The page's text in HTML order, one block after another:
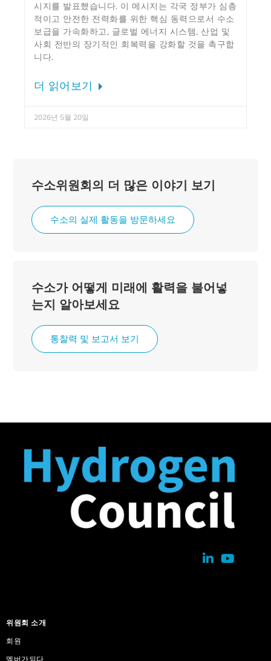
시지를 발표했습니다. 이 메시지는 각국 정부가 심층
적이고 안전한 전력화를 위한 핵심 동력으로서 수소
보급을 가속화하고, 글로벌 에너지 시스템, 산업 및
사회 전반의 장기적인 회복력을 강화할 것을 촉구합
니다.
더 읽어보기
2026년 5월 20일
수소위원회의 더 많은 이야기 보기
수소의 실제 활동을 방문하세요
수소가 어떻게 미래에 활력을 불어넣
는지 알아보세요
통찰력 및 보고서 보기
위원회 소개
회원
멤버가되다